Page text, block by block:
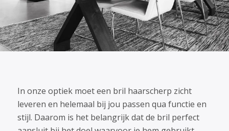
In onze optiek moet een bril haarscherp zicht
leveren en helemaal bij jou passen qua functie en
stijl. Daarom is het belangrijk dat de bril perfect